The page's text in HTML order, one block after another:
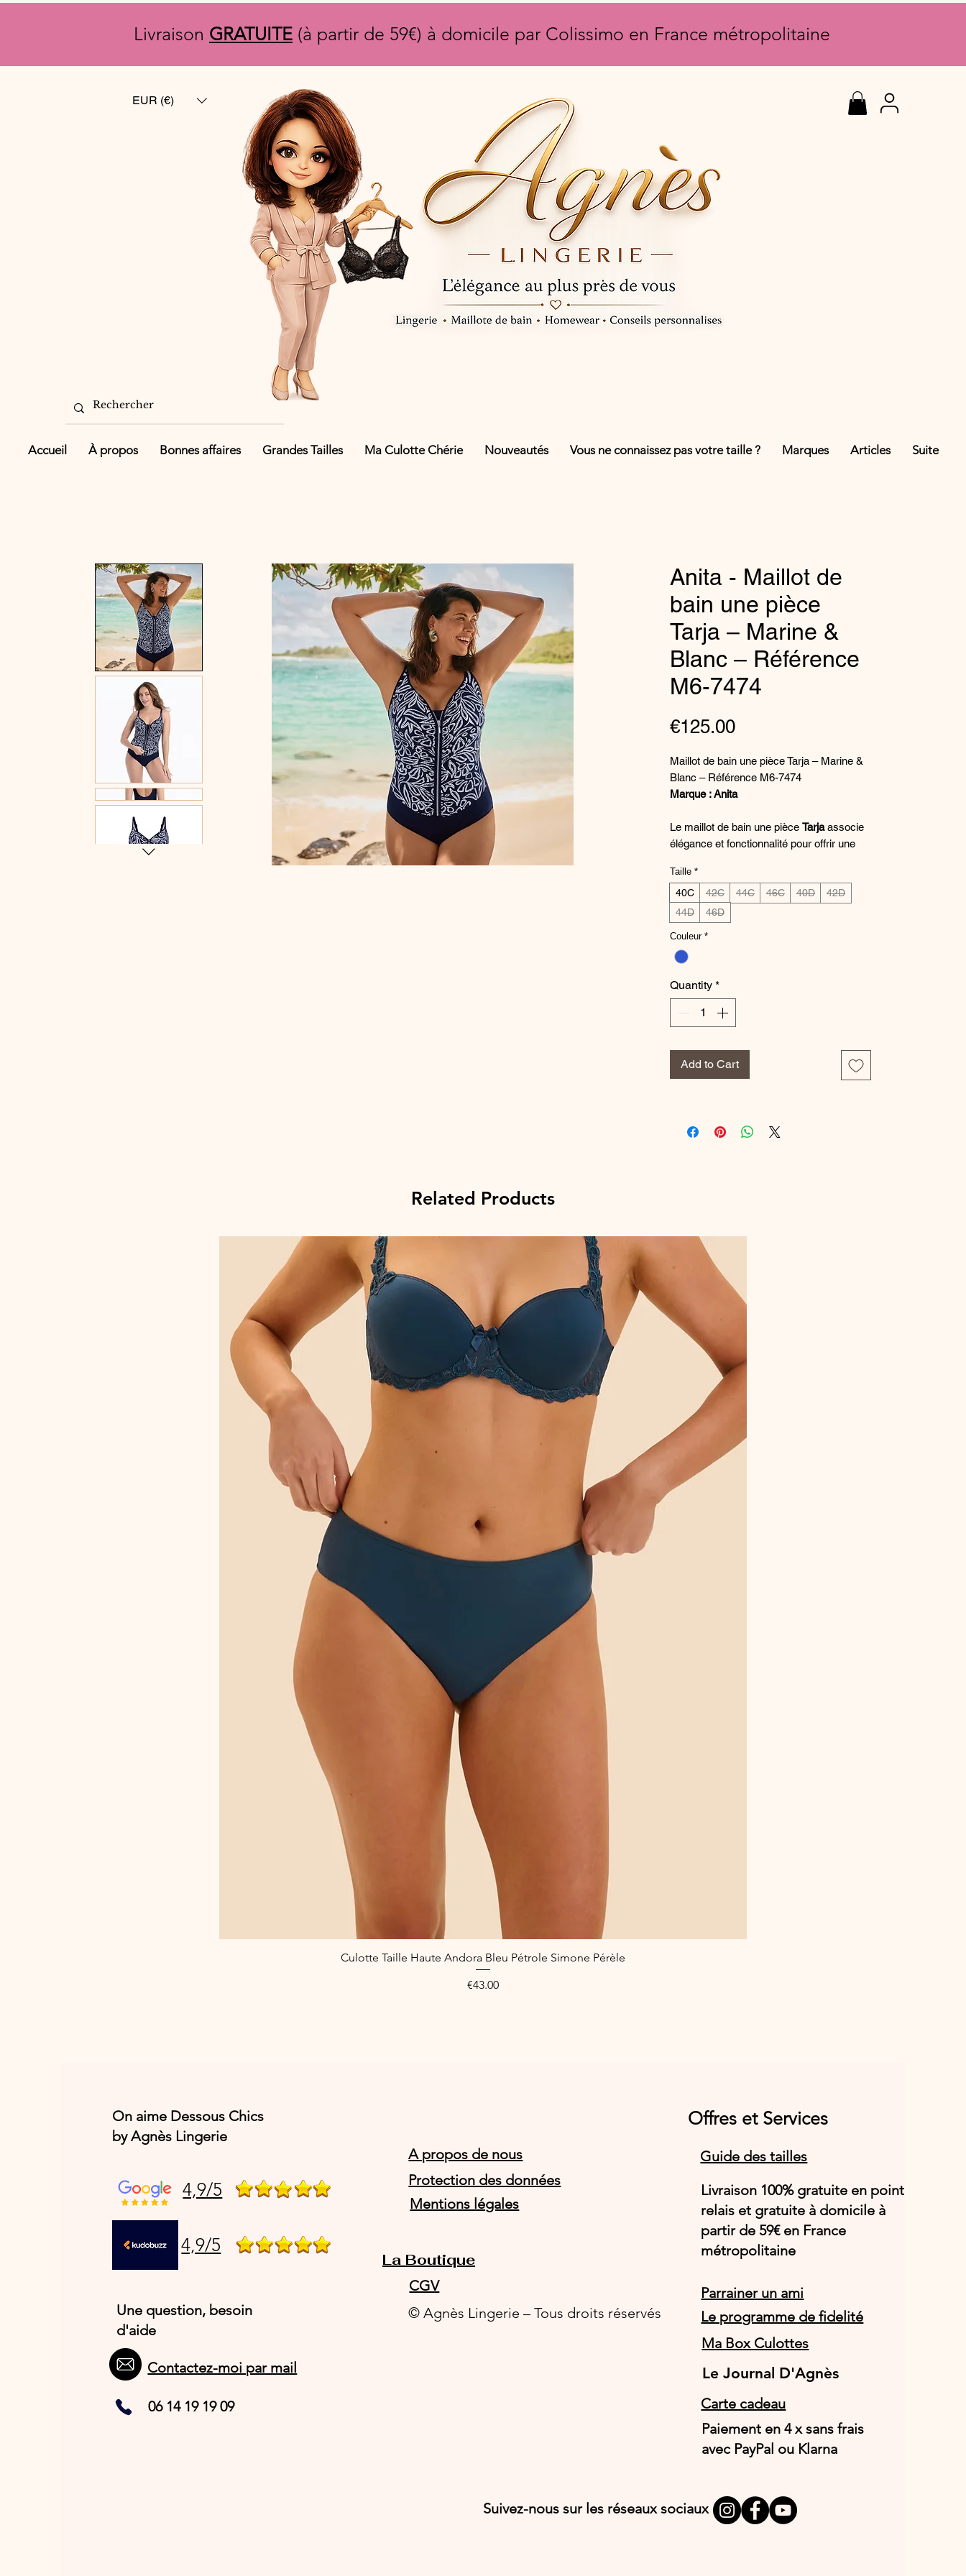
Livraison GRATUITE (à partir de 59€) à domicile par Colissimo en France métropolitaine
EUR (€)
Accueil À propos Bonnes affaires Grandes Tailles Ma Culotte Chérie Nouveautés Vous ne connaissez pas votre taille ? Marques Articles Suite
Anita - Maillot de
bain une pièce
Tarja – Marine &
Blanc – Référence
M6-7474
€125.00Price
Maillot de bain une pièce Tarja – Marine &
Blanc – Référence M6-7474
Marque : Anita
Le maillot de bain une pièce Tarjaassocie
élégance et fonctionnalité pour offrir une
encolure en V
décolleté en valeur, tandis que lescoques
souplesassurent un galbe naturel et un
confort optimal.
Lesfronces flatteuses
silhouette et apportent une touche de
est salongue fermeture zippée à l’avant
qui apporte un style moderne et permet
d’ajuster le décolleté selon vos envies.
maillot de bain offre un look chic et
intemporel, parfait pour la plage comme
On aime :
Son encolure en V élégante
tendance
Composition
Polyamide – Élasthanne
Référence fabricant
M6-7474 – Tarja Marine & Blanc
Taille *
40C 42C 44C 46C 40D
42D
44D
46D
Couleur *
Quantity *
Add to Cart
Related Products
Quick View
Culotte Taille Haute Andora Bleu Pétrole Simone Pérèle
Price
€43.00
On aime Dessous Chics
by Agnès Lingerie
4,9/5
4,9/5
Une question, besoin
d'aide
Contactez-moi par mail
06 14 19 19 09
Offres et Services
A propos de nous
Protection des données
Mentions légales
Guide des tailles
Livraison 100% gratuite en point
relais et gratuite à domicile à
partir de 59€ en France
métropolitaine
CGV
Parrainer un ami
Le programme de fidelité
© Agnès Lingerie – Tous droits réservés
Ma Box Culottes
Le Journal D'Agnès
Le Journal D'Agnès
Carte cadeau
Paiement en 4 x sans frais
avec PayPal ou Klarna
Suivez-nous sur les réseaux sociaux
La Boutique